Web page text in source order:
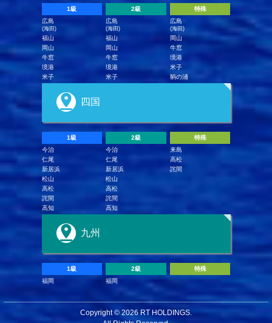
1級
広島
(海田)
福山
岡山
牛窓
境港
米子
2級
広島
(海田)
福山
岡山
牛窓
境港
米子
特殊
広島
(海田)
岡山
牛窓
境港
米子
鞆の浦
四国
1級
今治
仁尾
新居浜
松山
高松
詫間
高知
2級
今治
仁尾
新居浜
松山
高松
詫間
高知
特殊
来島
高松
詫間
九州
1級
福岡
2級
福岡
特殊
Copyright © 2026 RT HOLDINGS.